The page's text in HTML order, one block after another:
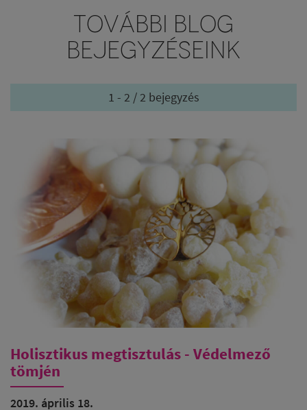
TOVÁBBI BLOG
BEJEGYZÉSEINK
1 - 2 / 2 bejegyzés
Holisztikus megtisztulás - Védelmező
tömjén
2019. április 18.